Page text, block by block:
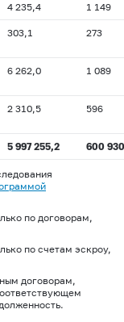
4 235,4 1 149
303,1 273
6 262,0 1 089
2 310,5 596
5 997 255,2 600 930
по договорам,
по счетам эскроу,
договорам,